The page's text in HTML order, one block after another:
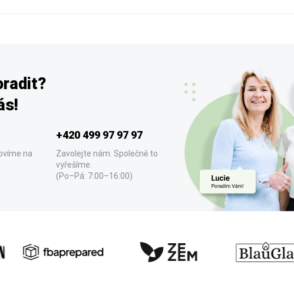
na
+420 499 97 97 97
Zavolejte nám. Společně to
vyřešíme.
(Po–Pá: 7:00–16:00)